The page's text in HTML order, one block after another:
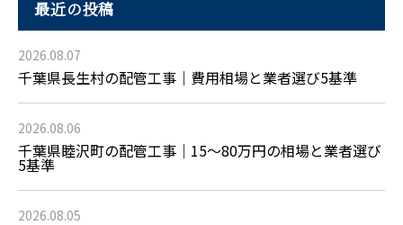
最近の投稿
2026.08.07
千葉県長生村の配管工事｜費用相場と業者選び5基準
2026.08.06
千葉県睦沢町の配管工事｜15〜80万円の相場と業者選び
5基準
2026.08.05